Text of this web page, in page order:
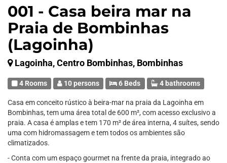
001 - Casa beira mar na
Praia de Bombinhas
(Lagoinha)
Lagoinha, Centro Bombinhas, Bombinhas
4 Rooms 10 persons 6 Beds 4 bathrooms
Casa em conceito rústico à beira-mar na praia da Lagoinha em
Bombinhas, tem uma área total de 600 m², com acesso exclusivo a
praia. A casa é amplas e tem 170 m² de área interna, 4 suítes, sendo
uma com hidromassagem e tem todos os ambientes são
climatizados.
- Conta com um espaço gourmet na frente da praia, integrado ao